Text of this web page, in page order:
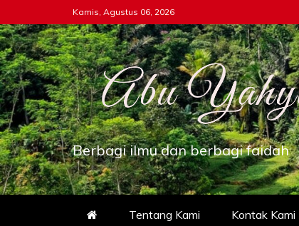
to
content
Kamis, Agustus 06, 2026
Berbagi ilmu dan berbagi faidah
Tentang Kami Kontak Kami